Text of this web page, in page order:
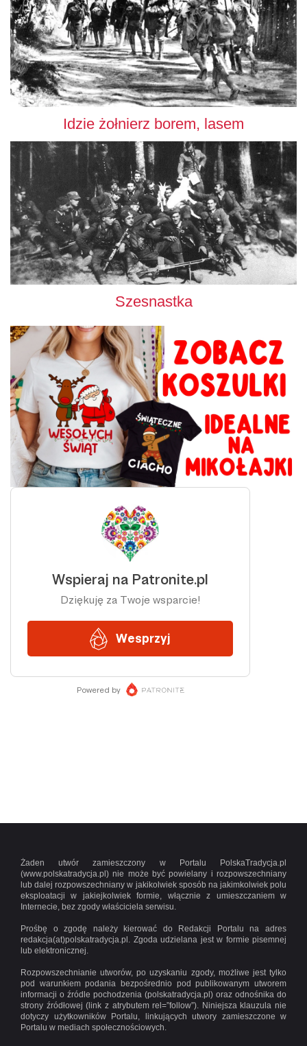
Idzie żołnierz borem, lasem
Szesnastka
Żaden utwór zamieszczony w Portalu PolskaTradycja.pl
(www.polskatradycja.pl) nie może być powielany i rozpowszechniany
lub dalej rozpowszechniany w jakikolwiek sposób na jakimkolwiek polu
eksploatacji w jakiejkolwiek formie, włącznie z umieszczaniem w
Internecie, bez zgody właściciela serwisu.
Prośbę o zgodę należy kierować do Redakcji Portalu na adres
redakcja(at)polskatradycja.pl. Zgoda udzielana jest w formie pisemnej
lub elektronicznej.
Rozpowszechnianie utworów, po uzyskaniu zgody, możliwe jest tylko
pod warunkiem podania bezpośrednio pod publikowanym utworem
informacji o źródle pochodzenia (polskatradycja.pl) oraz odnośnika do
strony źródłowej (link z atrybutem rel=”follow”). Niniejsza klauzula nie
dotyczy użytkowników Portalu, linkujących utwory zamieszczone w
Portalu w mediach społecznościowych.